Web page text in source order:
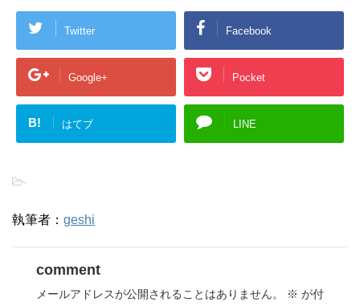
Twitter Facebook
Google+ Pocket
B! はてブ LINE
-
執筆者： geshi
comment
メールアドレスが公開されることはありません。 ※ が付